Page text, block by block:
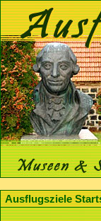
Ausflugsziele